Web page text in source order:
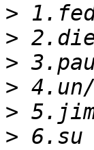
>
>
>
>
>
>